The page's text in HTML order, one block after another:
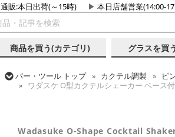
通販:本日出荷(～15時) 本日店舗営業(14:00-
商品を買う(カテゴリ) グラスを買う
バー・ツール トップ カクテル調製
ピ
ワダスケ O型カクテルシェーカー ベース
Wadasuke O-Shape Cocktail